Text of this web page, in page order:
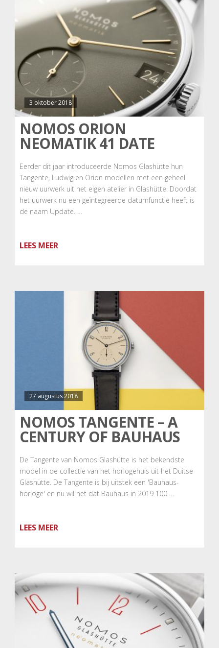
3 oktober 2018
NOMOS ORION
NEOMATIK 41 DATE
Eerder dit jaar introduceerde Nomos Glashütte hun
Tangente, Ludwig en Orion modellen met een geheel
nieuw uurwerk uit het eigen atelier in Glashütte. Doordat
het uurwerk nu een geïntegreerde datumfunctie heeft is
de naam Update. …
LEES MEER
27 augustus 2018
NOMOS TANGENTE – A
CENTURY OF BAUHAUS
De Tangente van Nomos Glashütte is het bekendste
model in de collectie van het horlogehuis uit het Duitse
Glashütte. De Tangente is bij uitstek een 'Bauhaus-
horloge' en nu wil het dat Bauhaus in 2019 100 …
LEES MEER